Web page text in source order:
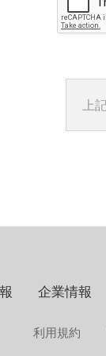
企業情報
利用規約